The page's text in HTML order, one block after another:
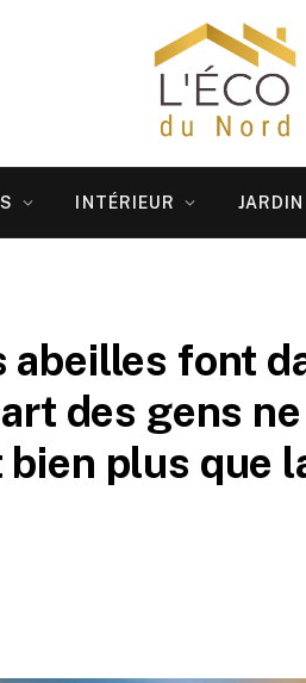
INTÉRIEUR JARDIN
abeilles font
des gens ne
bien plus que